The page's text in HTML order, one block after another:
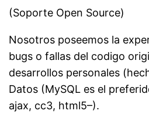
(Soporte Open Source)
Nosotros poseemos la
bugs o fallas del codigo
desarrollos personales
Datos (MySQL es el
ajax, cc3, html5–).